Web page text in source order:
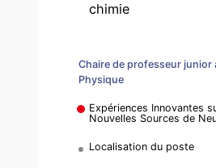
Chaire de professeur junior
Physique
Expériences Innovantes
Nouvelles Sources de
Localisation du poste
chimie